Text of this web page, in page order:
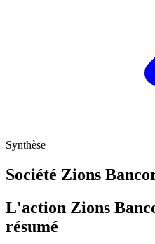
Synthèse
Société Zions
L'action Zions
résumé